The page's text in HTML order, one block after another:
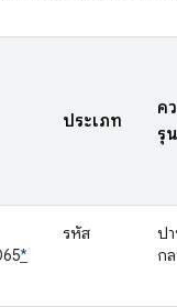
ประเภท
ค
รุ
*
รหัส
ป
กล